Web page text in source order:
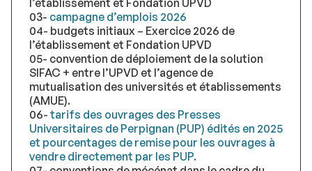
03- campagne d’emplois 2026
04- budgets initiaux – Exercice 2026 de
l’établissement et Fondation UPVD
05- convention de déploiement de la solution
SIFAC + entre l’UPVD et l’agence de
mutualisation des universités et établissements
(AMUE).
06- tarifs des ouvrages des Presses
Universitaires de Perpignan (PUP) édités en 2025
et pourcentages de remise pour les ouvrages à
vendre directement par les PUP.